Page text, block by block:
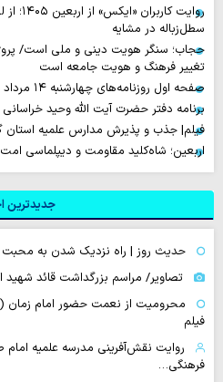
روایت‌
سطل‌زباله‌ در مشایه
حجاب؛ سنگر هویت دینی و ملی است/
تغییر فرهنگ و هویت جامعه است
صفحه اول روزنامه‌های چهارشنبه ۱۴ مرداد ماه
برنامه دفتر حضرت آیت الله وحید
فیلم| جذب و پذیرش مدارس علمیه استان
اربعین؛ شاه‌کلید مقاومت و دیپلماسی
جدیدترین
حدیث روز | راه نزدیک شدن به
تصاویر/ مراسم بزرگداشت قائد شهید
محرومیت از نعمت حضور امام زمان
فیلم
روایت نقش‌آفرینی مدرسه علمیه
فرهنگی…